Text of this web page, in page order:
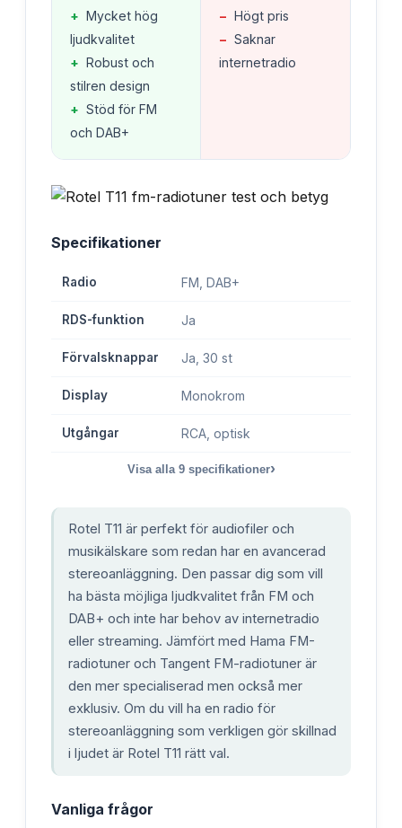
+ Mycket hög
ljudkvalitet
+ Robust och
stilren design
+ Stöd för FM
och DAB+
− Högt pris
− Saknar
internetradio
Specifikationer
Radio FM, DAB+
RDS-funktion Ja
Förvalsknappar Ja, 30 st
Display Monokrom
Utgångar RCA, optisk
Visa alla 9specifikationer›
Rotel T11 är perfekt för audiofiler och
musikälskare som redan har en avancerad
stereoanläggning. Den passar dig som vill
ha bästa möjliga ljudkvalitet från FM och
DAB+ och inte har behov av internetradio
eller streaming. Jämfört med Hama FM-
radiotuner och Tangent FM-radiotuner är
den mer specialiserad men också mer
exklusiv. Om du vill ha en radio för
stereoanläggning som verkligen gör skillnad
i ljudet är Rotel T11 rätt val.
Vanliga frågor